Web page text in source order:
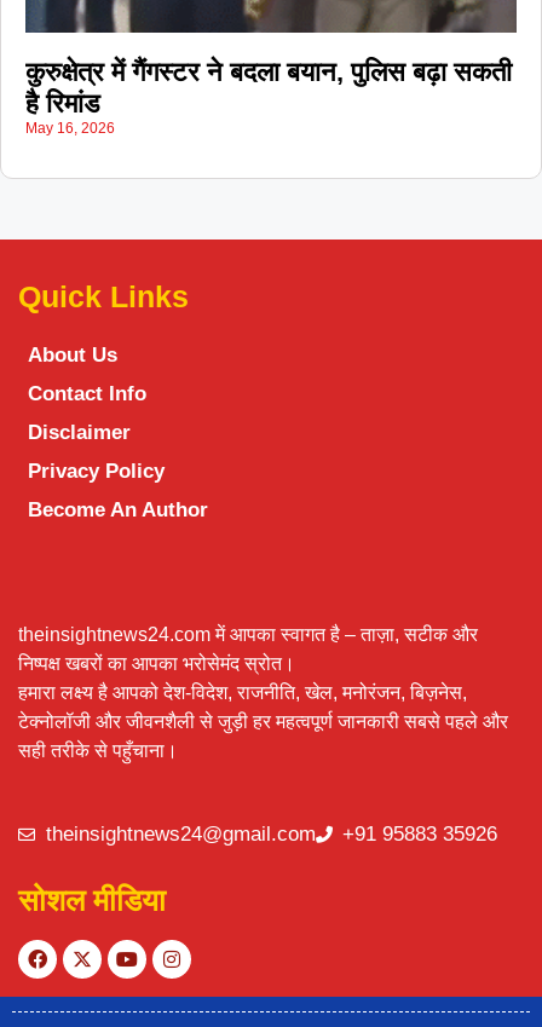
कुरुक्षेत्र में गैंगस्टर ने बदला बयान, पुलिस बढ़ा सकती
है रिमांड
May 16, 2026
Quick Links
About Us
Contact Info
Disclaimer
Privacy Policy
Become An Author
theinsightnews24.com में आपका स्वागत है – ताज़ा, सटीक और
निष्पक्ष खबरों का आपका भरोसेमंद स्रोत।
हमारा लक्ष्य है आपको देश-विदेश, राजनीति, खेल, मनोरंजन, बिज़नेस,
टेक्नोलॉजी और जीवनशैली से जुड़ी हर महत्वपूर्ण जानकारी सबसे पहले और
सही तरीके से पहुँचाना।
theinsightnews24@gmail.com +91 95883 35926
सोशल मीडिया